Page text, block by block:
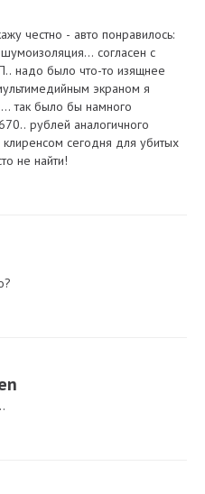
честно - авто понравилось:
согласен с
надо было что-то изящнее
экраном я
так было бы намного
рублей аналогичного
сегодня для убитых
не найти!